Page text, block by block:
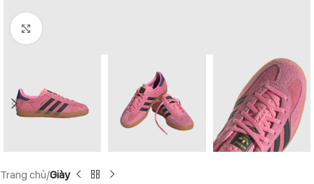
Click to enlarge
Trang chủ Giày